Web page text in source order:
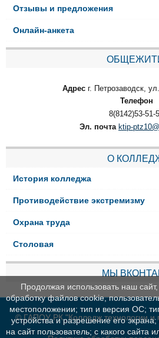
Отзывы и предложения
Онлайн-анкета
Адрес г. Петрозаводск,
Телефон
8(8142)53-51-
Эл. почта ktip-
О
История колледжа
Противодействие экстремизму
Охрана труда
Столовая
МЫ
© ГАПОУ РК "Колледж технологии и
Продолжая использовать наш
обработку файлов cookie,
местоположении; тип и версия ОС;
устройства и разрешение его
на сайт пользователь; с какого сайта